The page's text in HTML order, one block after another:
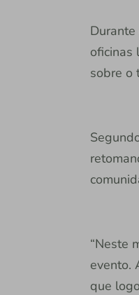
oficinas
sobre o
“Neste
evento.
que